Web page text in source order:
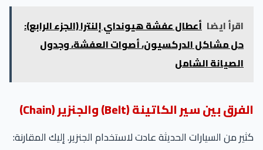
اقرأ ايضا أعطال عفشة هيونداي إلنترا (الجزء الرابع):
حل مشاكل الدركسيون، أصوات العفشة، وجدول
الصيانة الشامل
الفرق بين سير الكاتينة (Belt) والجنزير (Chain)
كثير من السيارات الحديثة عادت لاستخدام الجنزير. إليك المقارنة: